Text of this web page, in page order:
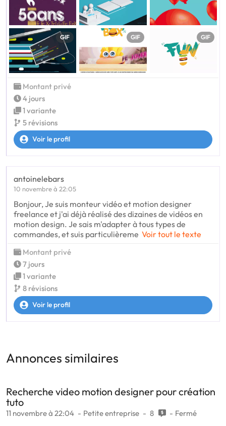
GIF GIF GIF
Montant privé
4 jours
1 variante
5 révisions
Voir le profil
antoinelebars
10 novembre à 22:05
Bonjour, Je suis monteur vidéo et motion designer
freelance et j'ai déjà réalisé des dizaines de vidéos en
motion design. Je sais m'adapter à tous types de
commandes, et suis particulièreme Voir tout le texte
Montant privé
7 jours
1 variante
8 révisions
Voir le profil
Annonces similaires
Recherche video motion designer pour création
tuto
11 novembre à 22:04 Petite entreprise 8 Fermé